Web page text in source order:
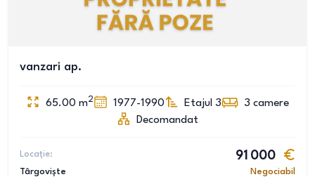
vanzari ap.
65.00 m2 1977-1990 Etajul 3 3 camere
Decomandat
Locație:
Târgoviște
91 000
Negociabil